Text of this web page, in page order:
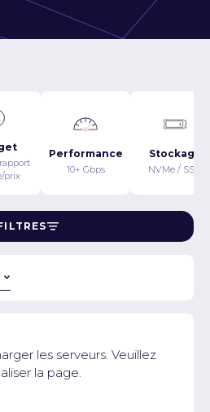
prix
Performance
10+ Gbps
Stockage
NVMe / SSD
les serveurs. Veuillez
la page.